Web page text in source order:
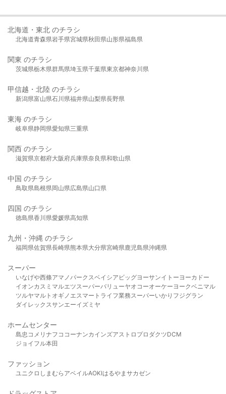
北海道・東北 のチラシ
北海道青森県岩手県宮城県秋田県山形県福島県
関東 のチラシ
茨城県栃木県群馬県埼玉県千葉県東京都神奈川県
甲信越・北陸 のチラシ
新潟県富山県石川県福井県山梨県長野県
東海 のチラシ
岐阜県静岡県愛知県三重県
関西 のチラシ
滋賀県京都府大阪府兵庫県奈良県和歌山県
中国 のチラシ
鳥取県島根県岡山県広島県山口県
四国 のチラシ
徳島県香川県愛媛県高知県
九州・沖縄 のチラシ
福岡県佐賀県長崎県熊本県大分県宮崎県鹿児島県沖縄県
スーパー
いなげや西條アマノパークスベイシア ビッグヨーサンイトーヨーカドー
イオンカスミ マルエツスーパーバリューヤオコーオーケー ヨークベニマル
ツルヤマルト オギノ エスマート ライフ業務スーパーいかり フジグラン
ダイレックスサンエーイズミヤ
ホームセンター
島忠 コメリ ナフコ コーナンカインズアストロプロダクツDCM
ジョイフル本田
ファッション
ユニクロ しまむら アベイルAOKIはるやま サカゼン